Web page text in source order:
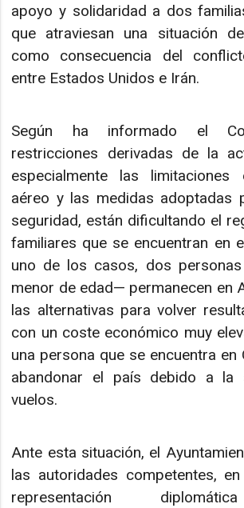
apoyo y solidaridad a dos
que atraviesan una situación
como consecuencia del
entre Estados Unidos e Irán.
Según ha informado el
restricciones derivadas de la
especialmente las
aéreo y las medidas adoptadas
seguridad, están dificultando el
familiares que se encuentran en
uno de los casos, dos
menor de edad— permanecen en
las alternativas para volver
con un coste económico muy
una persona que se encuentra en
abandonar el país debido a la
vuelos.
Ante esta situación, el
las autoridades competentes,
representación